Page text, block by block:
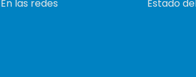
En las redes
Estado